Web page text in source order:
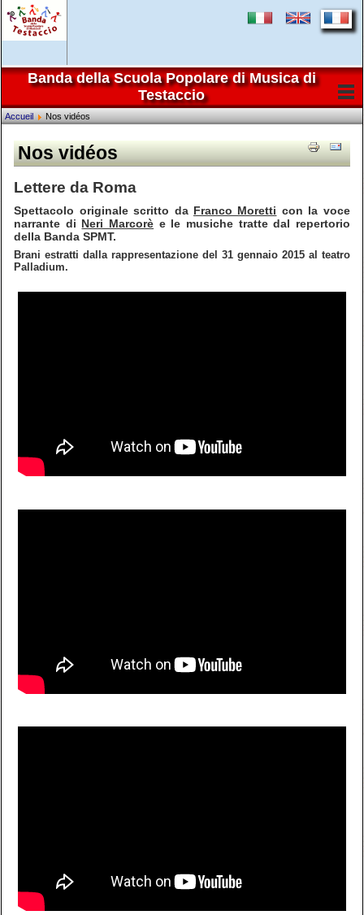
Banda della Scuola Popolare di Musica di
Testaccio
Accueil Nos vidéos
Nos vidéos
Lettere da Roma
Spettacolo originale scritto da Franco Moretti con la voce
narrante di Neri Marcorè e le musiche tratte dal repertorio
della Banda SPMT.
Brani estratti dalla rappresentazione del 31 gennaio 2015 al teatro
Palladium.